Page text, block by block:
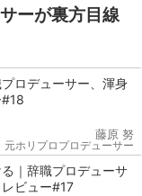
ーが裏方目線
ロデューサー、渾身
藤原 努
元ホリプロプロデューサー
｜辞職プロデューサ
ビュー#17